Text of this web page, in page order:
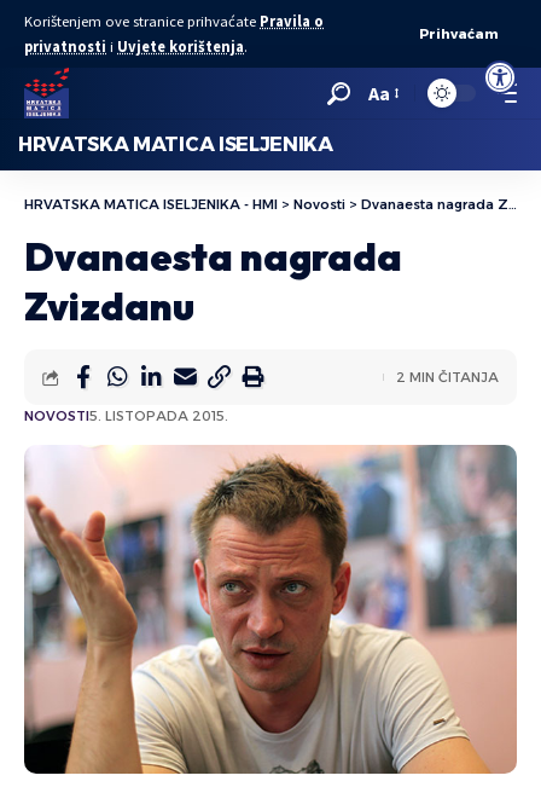
Open
Korištenjem ove stranice prihvaćate Pravila o
privatnosti i Uvjete korištenja.
Prihvaćam
Aa
HRVATSKA MATICA ISELJENIKA
HRVATSKA MATICA ISELJENIKA - HMI > Novosti > Dvanaesta nagrada Zvizdanu
Dvanaesta nagrada
Zvizdanu
NOVOSTI5. LISTOPADA 2015.
2 MIN ČITANJA